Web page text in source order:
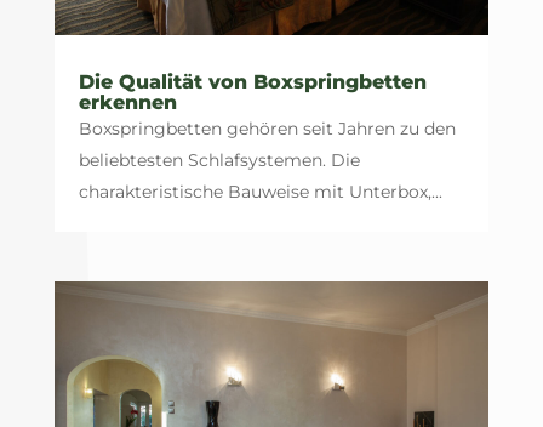
Die Qualität von Boxspringbetten
erkennen
Boxspringbetten gehören seit Jahren zu den
beliebtesten Schlafsystemen. Die
charakteristische Bauweise mit Unterbox,...